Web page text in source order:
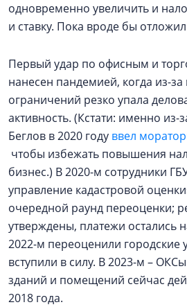
одновременно увеличить и
и ставку. Пока вроде бы
Первый удар по офисным и
нанесен пандемией, когда из-
ограничений резко упала
активность. (Кстати: именно из-
Беглов в 2020 году ввел
чтобы избежать повышения
бизнес.) В 2020-м сотрудники
управление кадастровой
очередной раунд переоценки;
утверждены, платежи остались
2022-м переоценили городские
вступили в силу. В 2023-м –
зданий и помещений сейчас
2018 года.